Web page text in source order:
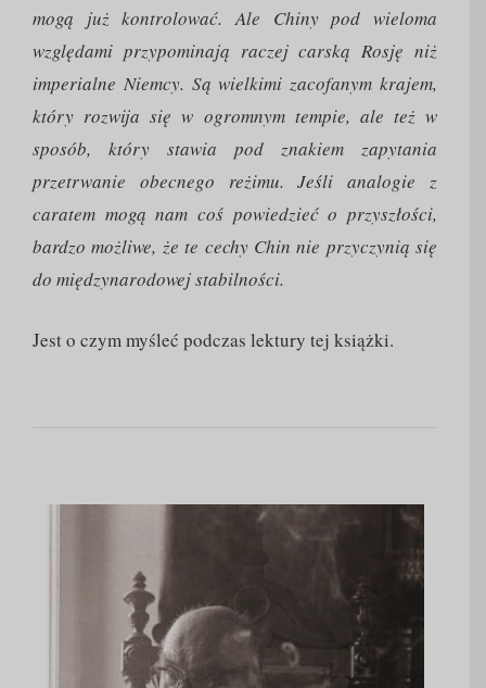
mogą już kontrolować. Ale Chiny pod wieloma
względami przypominają raczej carską Rosję niż
imperialne Niemcy. Są wielkimi zacofanym krajem,
który rozwija się w ogromnym tempie, ale też w
sposób, który stawia pod znakiem zapytania
przetrwanie obecnego reżimu. Jeśli analogie z
caratem mogą nam coś powiedzieć o przyszłości,
bardzo możliwe, że te cechy Chin nie przyczynią się
do międzynarodowej stabilności.
Jest o czym myśleć podczas lektury tej książki.